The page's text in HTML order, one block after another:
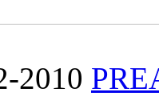
2010